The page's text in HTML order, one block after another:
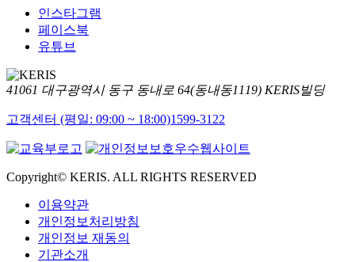
인스타그램
페이스북
유튜브
41061 대구광역시 동구 동내로 64(동내동1119) KERIS빌딩
고객센터 (평일: 09:00 ~ 18:00)1599-3122
Copyright© KERIS. ALL RIGHTS RESERVED
이용약관
개인정보처리방침
개인정보 재동의
기관소개